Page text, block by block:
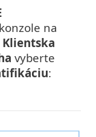
na
Klientska
vyberte
: